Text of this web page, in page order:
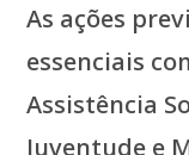
As ações
essenciais
Assistência
Juventude e